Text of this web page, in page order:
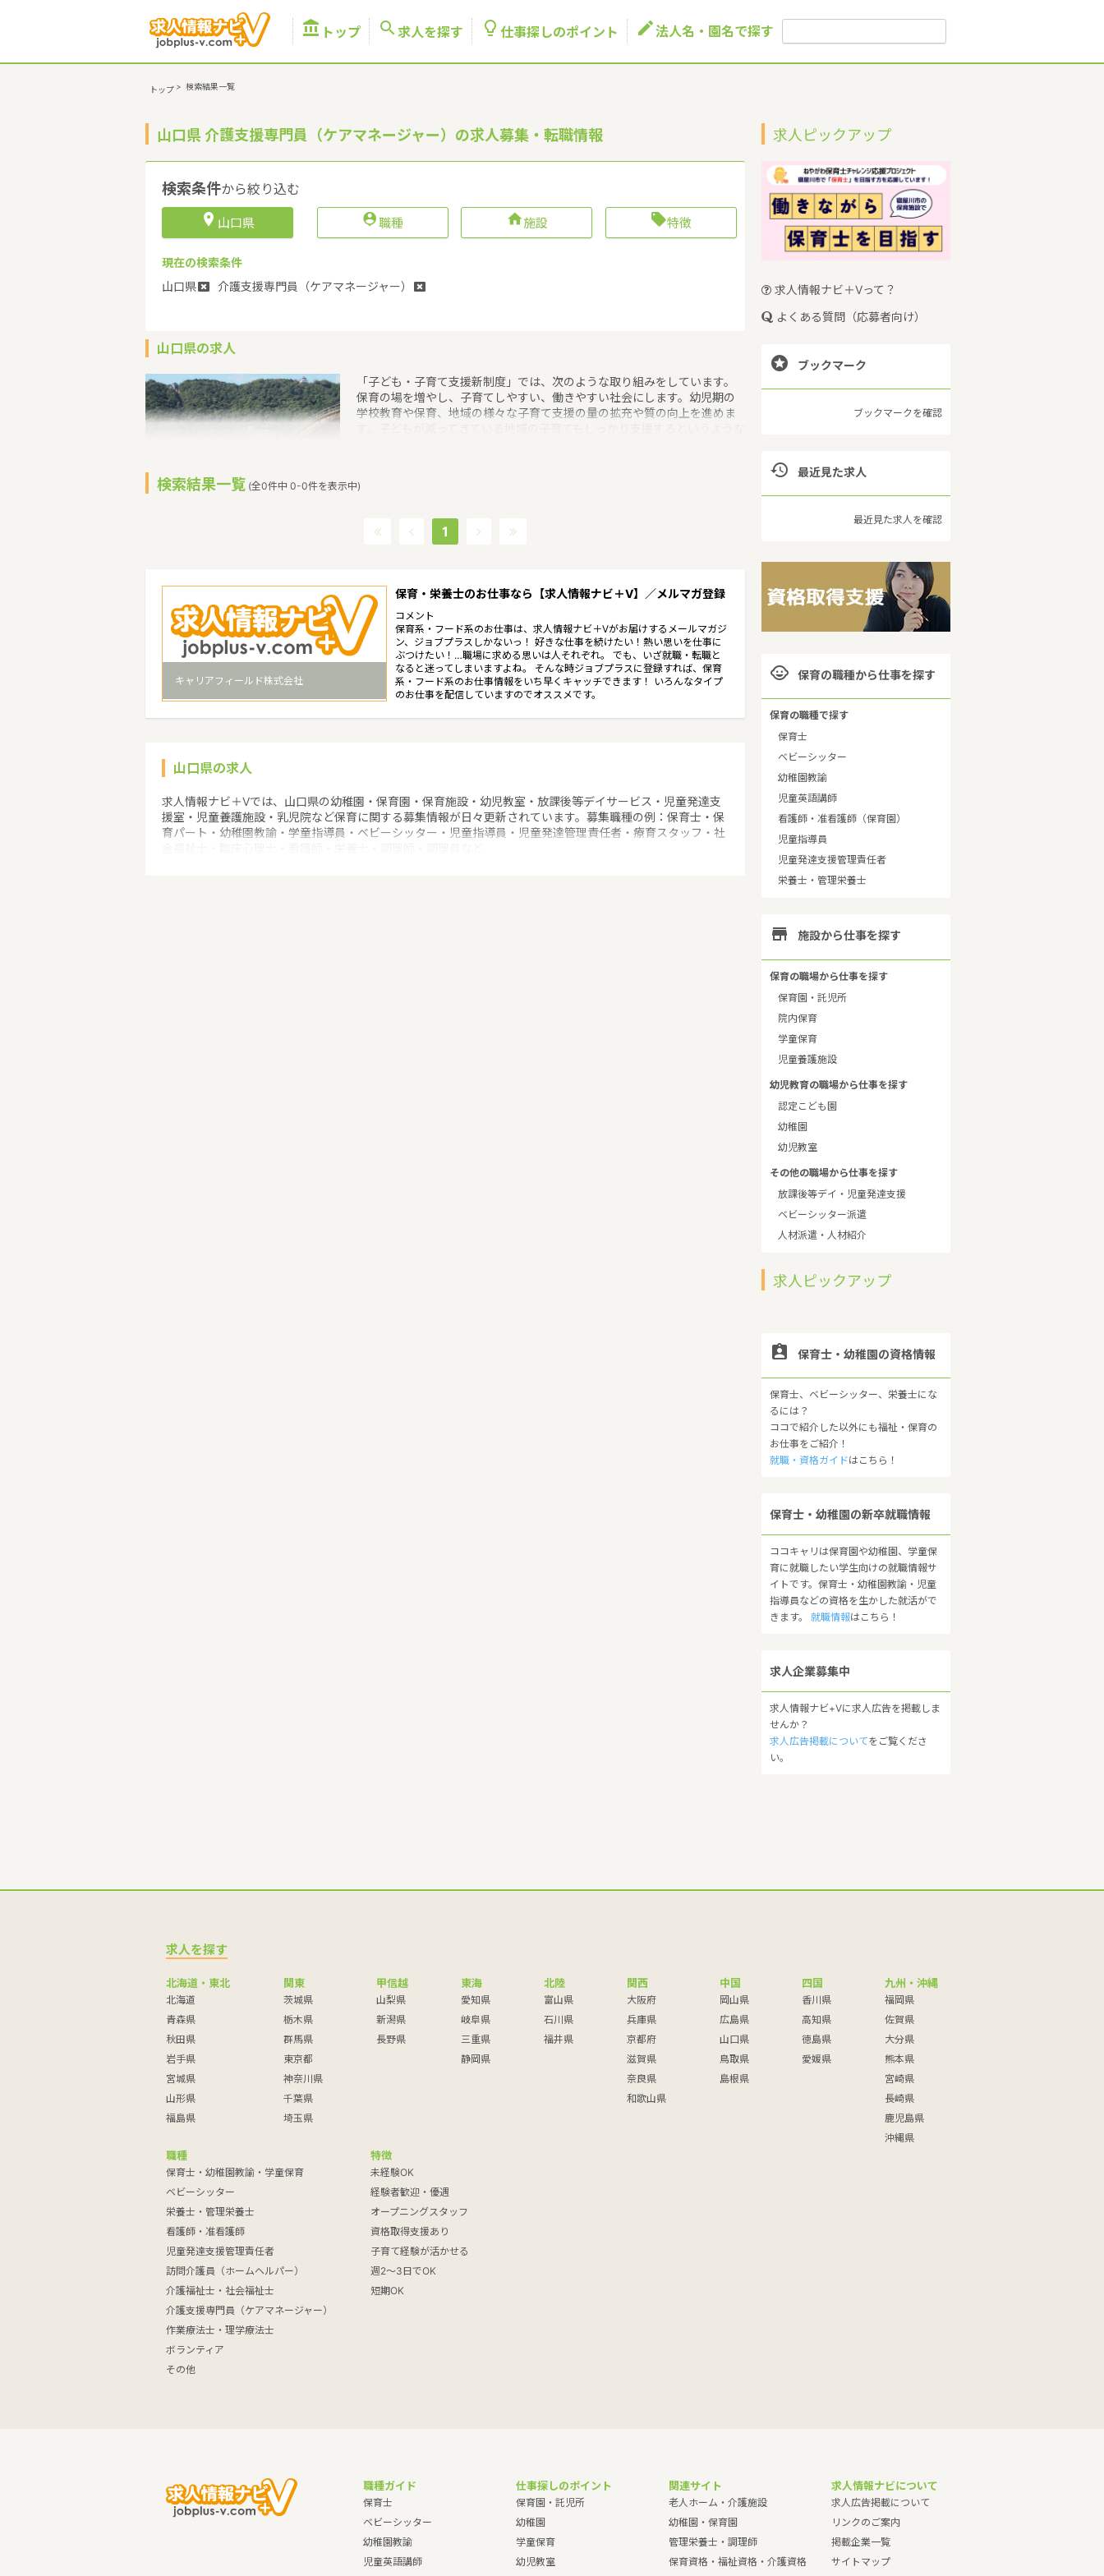
 トップ  求人を探す  仕事探しのポイント 法人名・園名で探す
トップ > 検索結果一覧
山口県 介護支援専門員（ケアマネージャー）の求人募集・転職情報
検索条件から絞り込む
 山口県 職種 施設 特徴
現在の検索条件
山口県
介護支援専門員（ケアマネージャー）
山口県の求人
「子ども・子育て支援新制度」では、次のような取り組みをしています。
保育の場を増やし、子育てしやすい、働きやすい社会にします。幼児期の
学校教育や保育、地域の様々な子育て支援の量の拡充や質の向上を進めま
市町村は19。山口県の家賃相場：6.0万円（2017年10月賃貸住宅 D-room
きくは、瀬戸内海沿岸地域、内陸山間地域、日本海沿岸地域の３つに分け
られます。我が国最大のカルスト台地と鍾乳洞をもつ秋吉台（あきよしだ
検索結果一覧 (全0件中 0-0件を表示中)
1
キャリアフィールド株式会社
保育・栄養士のお仕事なら【求人情報ナビ＋V】／メルマガ登録
コメント
保育系・フード系のお仕事は、求人情報ナビ＋Vがお届けするメールマガジ
ン、ジョブプラスしかないっ！ 好きな仕事を続けたい！熱い思いを仕事に
ぶつけたい！…職場に求める思いは人それぞれ。 でも、いざ就職・転職と
なると迷ってしまいますよね。 そんな時ジョブプラスに登録すれば、保育
系・フード系のお仕事情報をいち早くキャッチできます！ いろんなタイプ
のお仕事を配信していますのでオススメです。
山口県の求人
求人情報ナビ＋Vでは、山口県の幼稚園・保育園・保育施設・幼児教室・放課後等デイサービス・児童発達支
援室・児童養護施設・乳児院など保育に関する募集情報が日々更新されています。募集職種の例：保育士・保
育パート・幼稚園教諭・学童指導員・ベビーシッター・児童指導員・児童発達管理責任者・療育スタッフ・社
求人ピックアップ
求人情報ナビ＋Vって？
よくある質問（応募者向け）
 ブックマーク
ブックマークを確認
 最近見た求人
最近見た求人を確認
 保育の職種から仕事を探す
保育の職種で探す
保育士
ベビーシッター
幼稚園教諭
児童英語講師
看護師・准看護師（保育園）
児童指導員
児童発達支援管理責任者
栄養士・管理栄養士
 施設から仕事を探す
保育の職場から仕事を探す
保育園・託児所
院内保育
学童保育
児童養護施設
幼児教育の職場から仕事を探す
認定こども園
幼稚園
幼児教室
その他の職場から仕事を探す
放課後等デイ・児童発達支援
ベビーシッター派遣
人材派遣・人材紹介
求人ピックアップ
 保育士・幼稚園の資格情報
保育士、ベビーシッター、栄養士にな
るには？
ココで紹介した以外にも福祉・保育の
お仕事をご紹介！
就職・資格ガイドはこちら！
保育士・幼稚園の新卒就職情報
ココキャリは保育園や幼稚園、学童保
育に就職したい学生向けの就職情報サ
イトです。保育士・幼稚園教諭・児童
指導員などの資格を生かした就活がで
きます。 就職情報はこちら！
求人企業募集中
求人情報ナビ+Vに求人広告を掲載しま
せんか？
求人広告掲載についてをご覧くださ
い。
求人を探す
北海道・東北
北海道
青森県
秋田県
岩手県
宮城県
山形県
福島県
関東
茨城県
栃木県
群馬県
東京都
神奈川県
千葉県
埼玉県
甲信越
山梨県
新潟県
長野県
東海
愛知県
岐阜県
三重県
静岡県
北陸
富山県
石川県
福井県
関西
大阪府
兵庫県
京都府
滋賀県
奈良県
和歌山県
中国
岡山県
広島県
山口県
鳥取県
島根県
四国
香川県
高知県
徳島県
愛媛県
九州・沖縄
福岡県
佐賀県
大分県
熊本県
宮崎県
長崎県
鹿児島県
沖縄県
職種
保育士・幼稚園教諭・学童保育
ベビーシッター
栄養士・管理栄養士
看護師・准看護師
児童発達支援管理責任者
訪問介護員（ホームヘルパー）
介護福祉士・社会福祉士
介護支援専門員（ケアマネージャー）
作業療法士・理学療法士
ボランティア
その他
特徴
未経験OK
経験者歓迎・優遇
オープニングスタッフ
資格取得支援あり
子育て経験が活かせる
週2～3日でOK
短期OK
職種ガイド
保育士
ベビーシッター
幼稚園教諭
児童英語講師
仕事探しのポイント
保育園・託児所
幼稚園
学童保育
幼児教室
関連サイト
老人ホーム・介護施設
幼稚園・保育園
管理栄養士・調理師
保育資格・福祉資格・介護資格
求人情報ナビについて
求人広告掲載について
リンクのご案内
掲載企業一覧
サイトマップ